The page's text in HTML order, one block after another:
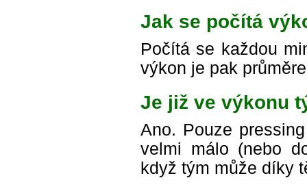
Jak se počítá
Počítá se každou
výkon je pak
Je již ve výkonu
Ano. Pouze
velmi málo (nebo
když tým může díky